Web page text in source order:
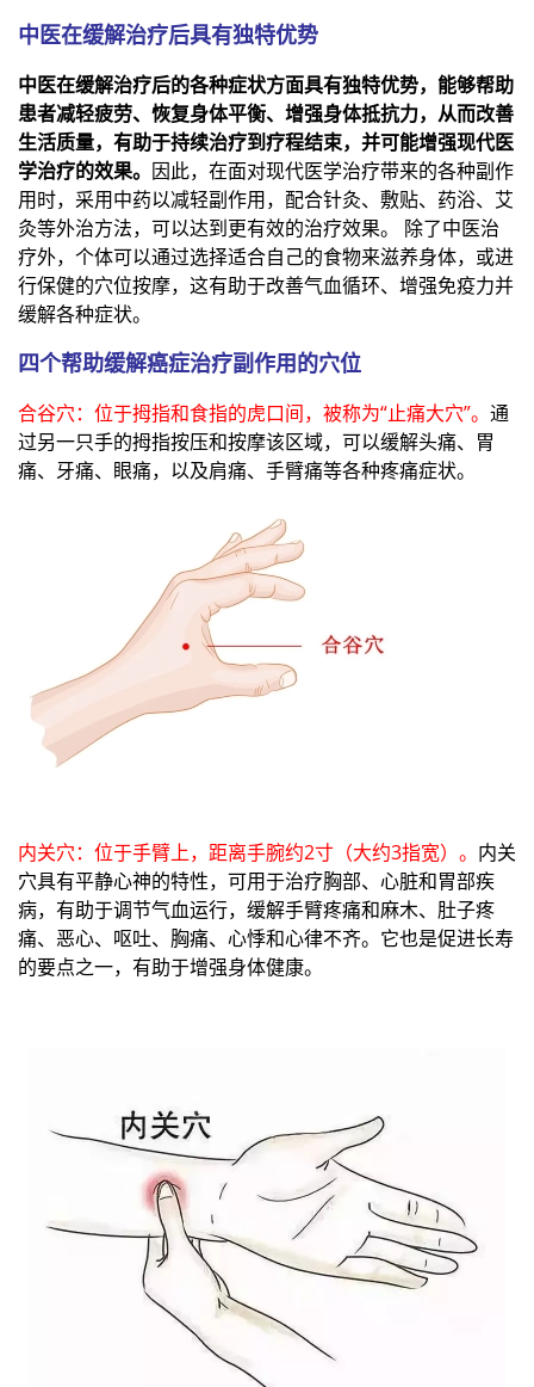
中医在缓解治疗后具有独特优势
中医在缓解治疗后的各种症状方面具有独特优势，能够帮助
患者减轻疲劳、恢复身体平衡、增强身体抵抗力，从而改善
生活质量，有助于持续治疗到疗程结束，并可能增强现代医
学治疗的效果。 因此，在面对现代医学治疗带来的各种副作
用时，采用中药以减轻副作用，配合针灸、敷贴、药浴、艾
灸等外治方法，可以达到更有效的治疗效果。 除了中医治
疗外，个体可以通过选择适合自己的食物来滋养身体，或进
行保健的穴位按摩，这有助于改善气血循环、增强免疫力并
缓解各种症状。
四个帮助缓解癌症治疗副作用的穴位
合谷穴：位于拇指和食指的虎口间，被称为“止痛大穴”。 通
过另一只手的拇指按压和按摩该区域，可以缓解头痛、胃
痛、牙痛、眼痛，以及肩痛、手臂痛等各种疼痛症状。
内关穴：位于手臂上，距离手腕约2寸（大约3指宽）。 内关
穴具有平静心神的特性，可用于治疗胸部、心脏和胃部疾
病，有助于调节气血运行，缓解手臂疼痛和麻木、肚子疼
痛、恶心、呕吐、胸痛、心悸和心律不齐。它也是促进长寿
的要点之一，有助于增强身体健康。